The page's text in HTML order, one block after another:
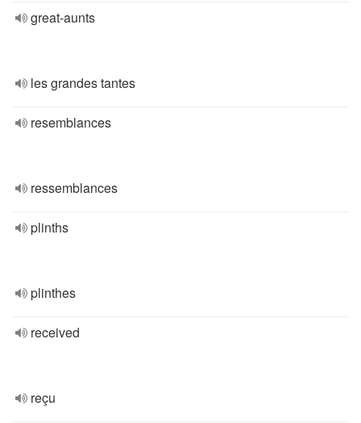
great-aunts
les grandes tantes
resemblances
ressemblances
plinths
plinthes
received
reçu